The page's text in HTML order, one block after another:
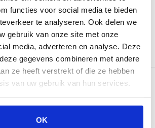
functies voor social media te bieden
te analyseren. Ook delen we
gebruik van onze site met onze
media, adverteren en analyse. Deze
gegevens combineren met andere
ze heeft verstrekt of die ze hebben
van uw gebruik van hun services.
OK